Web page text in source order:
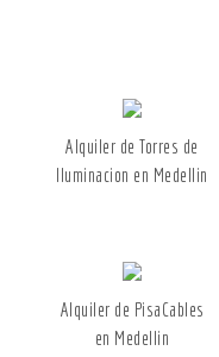
Alquiler de Torres de
Iluminacion en Medellin
Alquiler de PisaCables
en Medellin